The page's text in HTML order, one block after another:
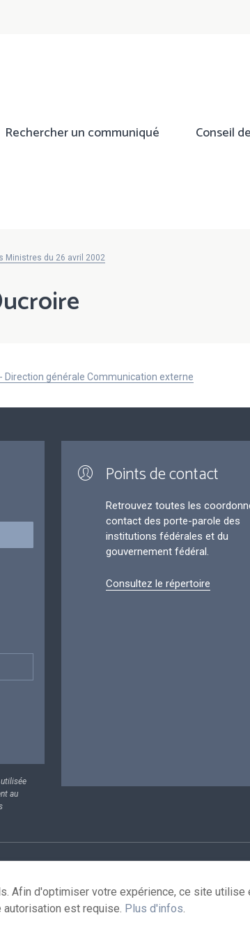
Rechercher un communiqué Conseil
Ministres du 26 avril 2002
Direction générale Communication externe
au
Points de contact
Retrouvez toutes les
contact des porte-parole des
institutions fédérales et du
gouvernement fédéral.
Consultez le répertoire
Afin d'optimiser votre expérience, ce site utilise
est requise. Plus d'infos.